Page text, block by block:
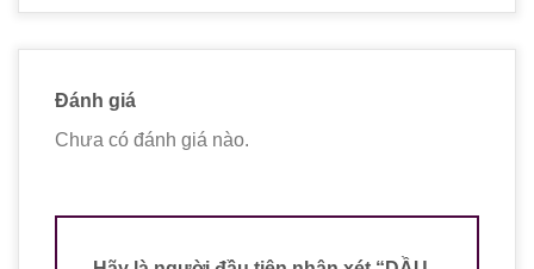
Đánh giá
Chưa có đánh giá nào.